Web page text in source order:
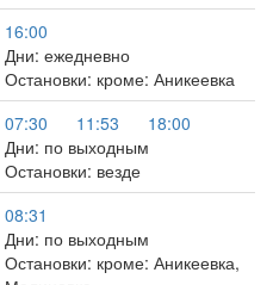
16:00
Дни: ежедневно
Остановки: кроме: Аникеевка
07:30
11:53
18:00
Дни: по выходным
Остановки: везде
08:31
Дни: по выходным
Остановки: кроме: Аникеевка,